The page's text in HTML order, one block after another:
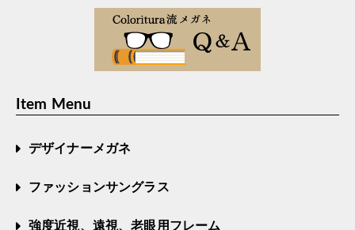
Item Menu
デザイナーメガネ
ファッションサングラス
強度近視、遠視、老眼用フレーム